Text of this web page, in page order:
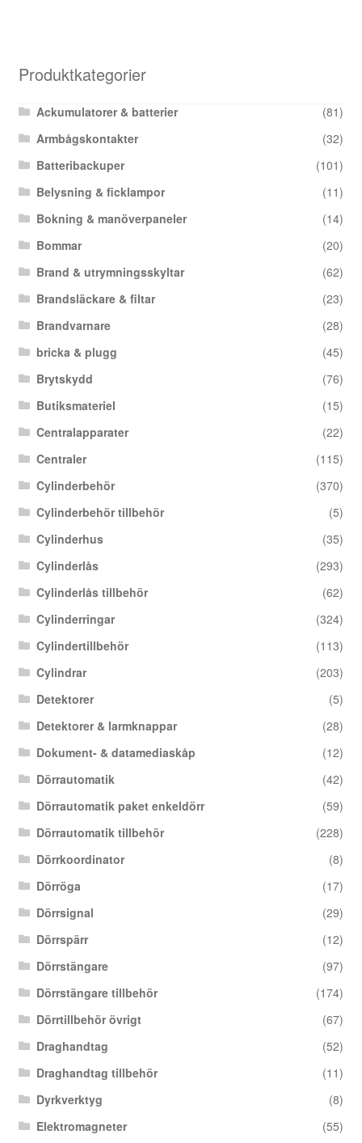
Produktkategorier
Ackumulatorer & batterier
(81)
Armbågskontakter
(32)
Batteribackuper
(101)
Belysning & ficklampor
(11)
Bokning & manöverpaneler
(14)
Bommar
(20)
Brand & utrymningsskyltar
(62)
Brandsläckare & filtar
(23)
Brandvarnare
(28)
bricka & plugg
(45)
Brytskydd
(76)
Butiksmateriel
(15)
Centralapparater
(22)
Centraler
(115)
Cylinderbehör
(370)
Cylinderbehör tillbehör
(5)
Cylinderhus
(35)
Cylinderlås
(293)
Cylinderlås tillbehör
(62)
Cylinderringar
(324)
Cylindertillbehör
(113)
Cylindrar
(203)
Detektorer
(5)
Detektorer & larmknappar
(28)
Dokument- & datamediaskåp
(12)
Dörrautomatik
(42)
Dörrautomatik paket enkeldörr
(59)
Dörrautomatik tillbehör
(228)
Dörrkoordinator
(8)
Dörröga
(17)
Dörrsignal
(29)
Dörrspärr
(12)
Dörrstängare
(97)
Dörrstängare tillbehör
(174)
Dörrtillbehör övrigt
(67)
Draghandtag
(52)
Draghandtag tillbehör
(11)
Dyrkverktyg
(8)
Elektromagneter
(55)